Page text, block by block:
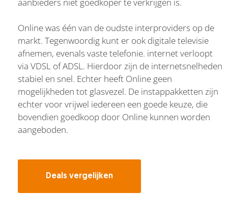
Online was één van de oudste interproviders op de
markt. Tegenwoordig kunt er ook digitale televisie
afnemen, evenals vaste telefonie. internet verloopt
via VDSL of ADSL. Hierdoor zijn de internetsnelheden
stabiel en snel. Echter heeft Online geen
mogelijkheden tot glasvezel. De instappakketten zijn
echter voor vrijwel iedereen een goede keuze, die
bovendien goedkoop door Online kunnen worden
aangeboden.
Deals vergelijken